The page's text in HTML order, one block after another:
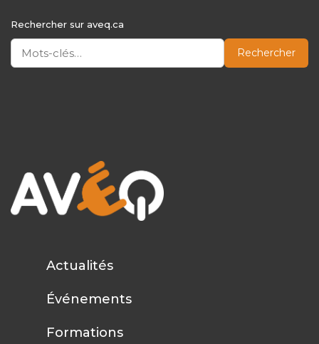
Rechercher sur aveq.ca
Rechercher
Actualités
Événements
Formations